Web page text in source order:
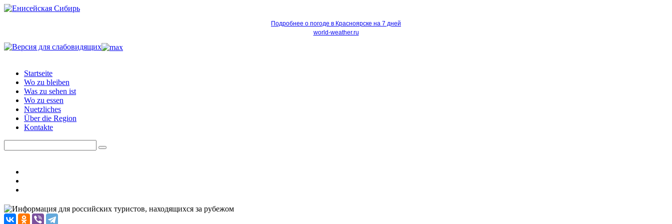
Подробнее о погоде в Красноярске на 7 дней
world-weather.ru
Startseite
Wo zu bleiben
Was zu sehen ist
Wo zu essen
Nuetzliches
Über die Region
Kontakte